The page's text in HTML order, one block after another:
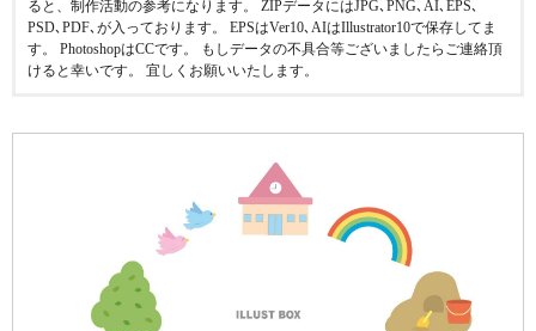
ると、制作活動の参考になります。 ZIPデータにはJPG､PNG､AI､EPS､
PSD､PDF､が入っております。 EPSはVer10､AIはIllustrator10で保存してま
す。 PhotoshopはCCです。 もしデータの不具合等ございましたらご連絡頂
けると幸いです。 宜しくお願いいたします。